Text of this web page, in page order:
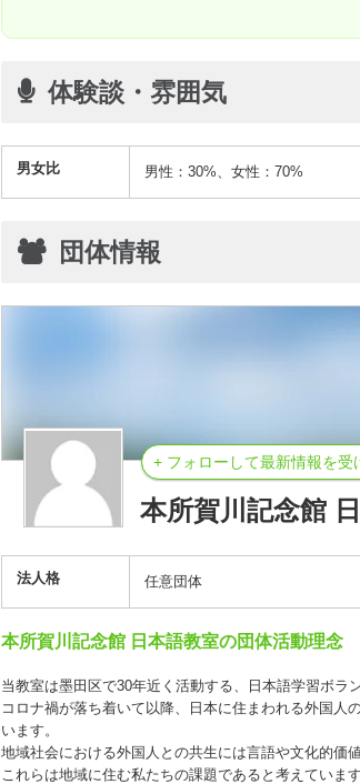
体験談・雰囲気
男女比 男性：30%、女性：70%
団体情報
+ フォローして最新情報を受
本所賀川記念館
法人格 任意団体
本所賀川記念館 日本語教室の団体活動理念
当教室は墨田区で30年近く活動する、日本語学習ボラ
コロナ禍が落ち着いて以降、日本に住まわれる外国人
います。
地域社会における外国人との共生には言語や文化的価
これらは地域に住む私たちの課題であると考えていま